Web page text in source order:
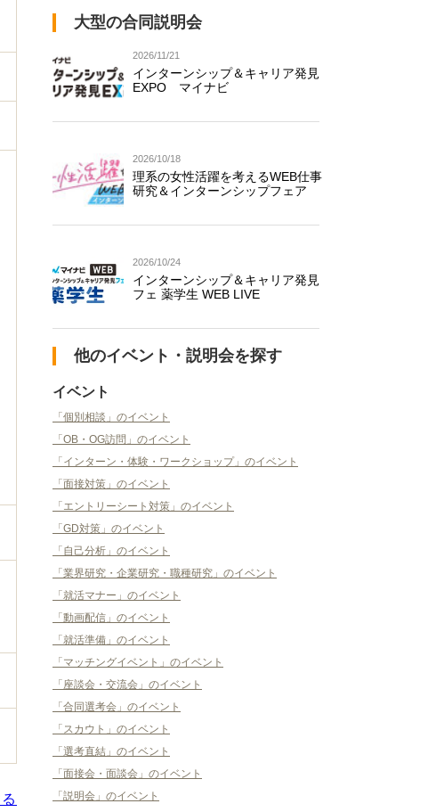
大型の合同説明会
2026/11/21
インターンシップ＆キャリア発見
EXPO マイナビ
2026/10/18
理系の女性活躍を考えるWEB仕事
研究＆インターンシップフェア
2026/10/24
インターンシップ＆キャリア発見
フェ 薬学生 WEB LIVE
他のイベント・説明会を探す
イベント
「個別相談」のイベント
「OB・OG訪問」のイベント
「インターン・体験・ワークショップ」のイベント
「面接対策」のイベント
「エントリーシート対策」のイベント
「GD対策」のイベント
「自己分析」のイベント
「業界研究・企業研究・職種研究」のイベント
「就活マナー」のイベント
「動画配信」のイベント
「就活準備」のイベント
「マッチングイベント」のイベント
「座談会・交流会」のイベント
「合同選考会」のイベント
「スカウト」のイベント
「選考直結」のイベント
「面接会・面談会」のイベント
「説明会」のイベント